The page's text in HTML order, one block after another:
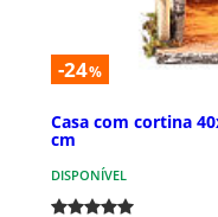
-24%
Casa com cortina
cm
DISPONÍVEL